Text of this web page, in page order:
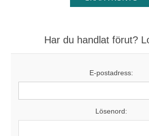
Har du handlat förut?
E-postadress:
Lösenord: